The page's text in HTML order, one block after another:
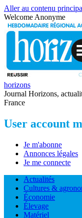
Aller au contenu
Welcome Anonyme
horizons
Journal Horizons,
France
User account
Je m'abonne
Annonces légales
Je me connecte
Actualités
Cultures &
Économie
Élevage
Matériel